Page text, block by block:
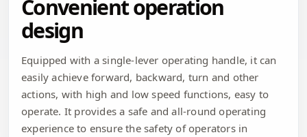
Convenient operation
design
Equipped with a single-lever operating handle, it can
easily achieve forward, backward, turn and other
actions, with high and low speed functions, easy to
operate. It provides a safe and all-round operating
experience to ensure the safety of operators in